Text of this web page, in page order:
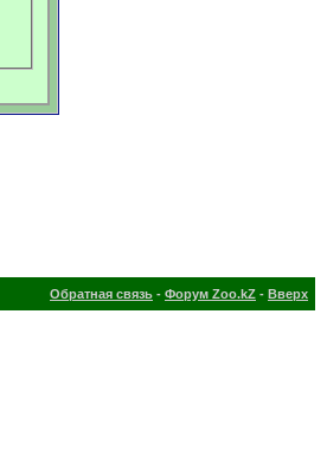
Обратная связь - Форум Zoo.kZ - Вверх